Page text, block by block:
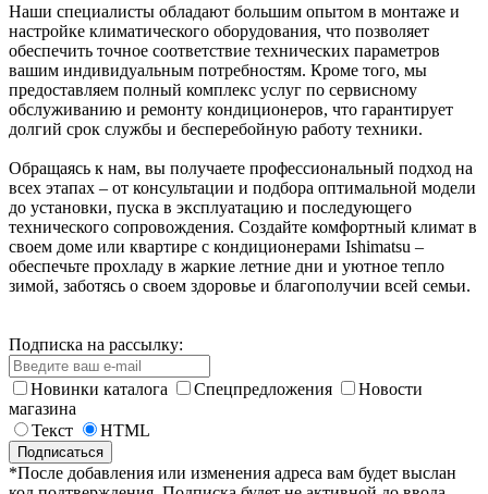
Наши специалисты обладают большим опытом в монтаже и
настройке климатического оборудования, что позволяет
обеспечить точное соответствие технических параметров
вашим индивидуальным потребностям. Кроме того, мы
предоставляем полный комплекс услуг по сервисному
обслуживанию и ремонту кондиционеров, что гарантирует
долгий срок службы и бесперебойную работу техники.
Обращаясь к нам, вы получаете профессиональный подход на
всех этапах – от консультации и подбора оптимальной модели
до установки, пуска в эксплуатацию и последующего
технического сопровождения. Создайте комфортный климат в
своем доме или квартире с кондиционерами Ishimatsu –
обеспечьте прохладу в жаркие летние дни и уютное тепло
зимой, заботясь о своем здоровье и благополучии всей семьи.
Подписка на рассылку:
Новинки каталога Спецпредложения
Новости
магазина
Текст
HTML
*После добавления или изменения адреса вам будет выслан